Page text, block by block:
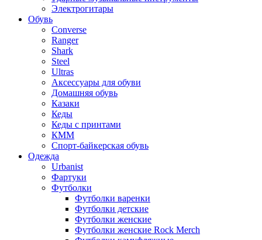
Электрогитары
Обувь
Converse
Ranger
Shark
Steel
Ultras
Аксессуары для обуви
Домашняя обувь
Казаки
Кеды
Кеды с принтами
КММ
Спорт-байкерская обувь
Одежда
Urbanist
Фартуки
Футболки
Футболки варенки
Футболки детские
Футболки женские
Футболки женские Rock Merch